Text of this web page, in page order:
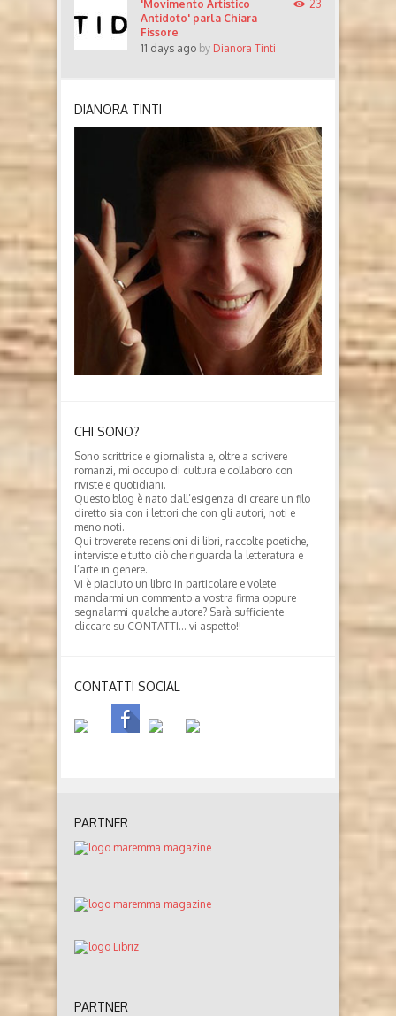
'Movimento Artistico
Antidoto' parla Chiara
Fissore
11 days ago by Dianora Tinti
23
DIANORA TINTI
CHI SONO?
Sono scrittrice e giornalista e, oltre a scrivere
romanzi, mi occupo di cultura e collaboro con
riviste e quotidiani.
Questo blog è nato dall’esigenza di creare un filo
diretto sia con i lettori che con gli autori, noti e
meno noti.
Qui troverete recensioni di libri, raccolte poetiche,
interviste e tutto ciò che riguarda la letteratura e
l’arte in genere.
Vi è piaciuto un libro in particolare e volete
mandarmi un commento a vostra firma oppure
segnalarmi qualche autore? Sarà sufficiente
cliccare su CONTATTI… vi aspetto!!
CONTATTI SOCIAL
PARTNER
PARTNER